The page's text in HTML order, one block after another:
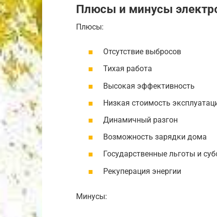
Плюсы и минусы
Плюсы:
Отсутствие выбросов
Тихая работа
Высокая эффективность
Низкая стоимость
Динамичный разгон
Возможность зарядки дома
Государственные льготы и
Рекуперация энергии
Минусы: